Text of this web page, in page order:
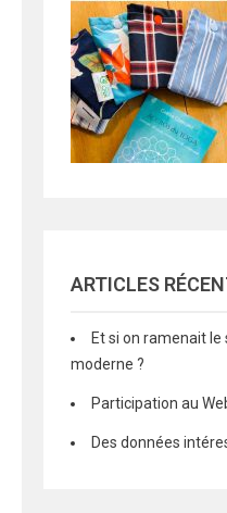
ARTICLES
Et si on ramenait
moderne ?
Participation au
Des données